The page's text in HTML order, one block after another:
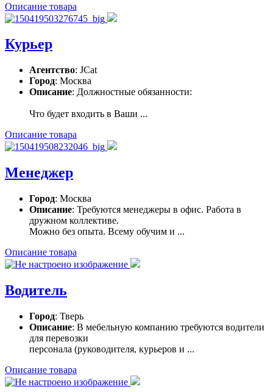
Описание товара
Курьер
Агентство: JCat
Город: Москва
Описание: Должностные обязанности:
Что будет входить в Ваши ...
Описание товара
Менеджер
Город: Москва
Описание: Требуются менеджеры в офис. Работа в
дружном коллективе.
Можно без опыта. Всему обучим и ...
Описание товара
Водитель
Город: Тверь
Описание: В мебельную компанию требуются водители
для перевозки
персонала (руководителя, курьеров и ...
Описание товара